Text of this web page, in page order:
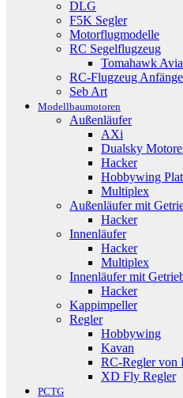
DLG
F5K Segler
Motorflugmodelle
RC Segelflugzeug
Tomahawk
RC-Flugzeug
Seb Art
Modellbaumotoren
Außenläufer
AXi
Dualsky
Hacker
Hobbywing
Multiplex
Außenläufer mit
Hacker
Innenläufer
Hacker
Multiplex
Innenläufer mit
Hacker
Kappimpeller
Regler
Hobbywing
Kavan
RC-Regler von
XD Fly Regler
PCTG